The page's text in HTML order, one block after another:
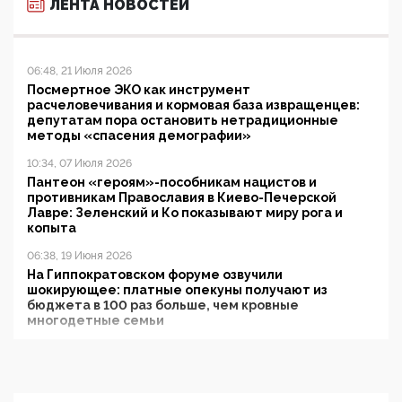
ЛЕНТА НОВОСТЕЙ
06:48, 21 Июля 2026
Посмертное ЭКО как инструмент
расчеловечивания и кормовая база извращенцев:
депутатам пора остановить нетрадиционные
методы «спасения демографии»
10:34, 07 Июля 2026
Пантеон «героям»-пособникам нацистов и
противникам Православия в Киево-Печерской
Лавре: Зеленский и Ко показывают миру рога и
копыта
06:38, 19 Июня 2026
На Гиппократовском форуме озвучили
шокирующее: платные опекуны получают из
бюджета в 100 раз больше, чем кровные
многодетные семьи